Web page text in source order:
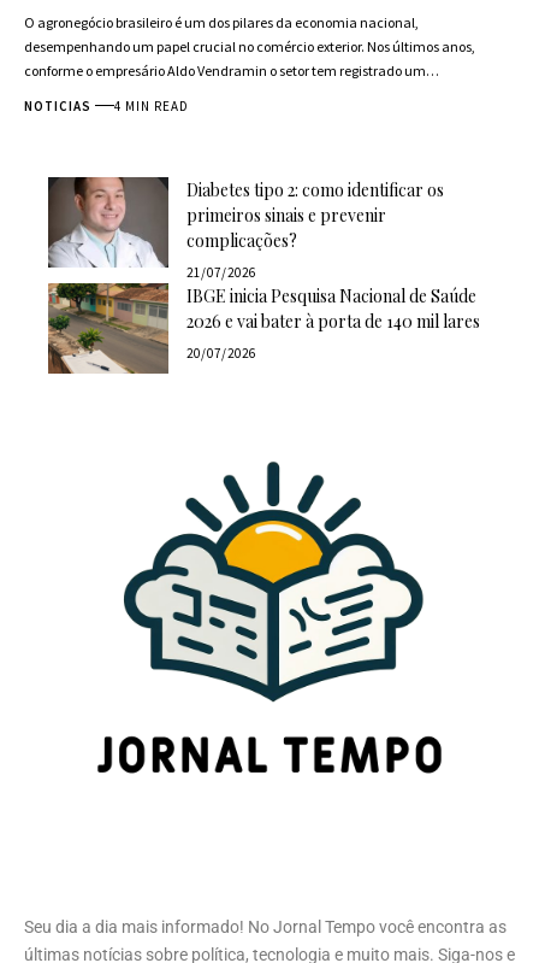
O agronegócio brasileiro é um dos pilares da economia nacional,
desempenhando um papel crucial no comércio exterior. Nos últimos anos,
conforme o empresário Aldo Vendramin o setor tem registrado um…
NOTICIAS 4 MIN READ
Diabetes tipo 2: como identificar os
primeiros sinais e prevenir
complicações?
21/07/2026
IBGE inicia Pesquisa Nacional de Saúde
2026 e vai bater à porta de 140 mil lares
20/07/2026
Seu dia a dia mais informado! No Jornal Tempo você encontra as
últimas notícias sobre política, tecnologia e muito mais. Siga-nos e